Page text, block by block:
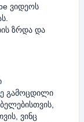
ვიდეოს
ზრდა და
გამოცდილი
ვინც